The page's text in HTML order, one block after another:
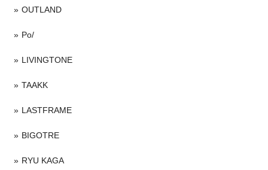
OUTLAND
Po/
LIVINGTONE
TAAKK
LASTFRAME
BIGOTRE
RYU KAGA